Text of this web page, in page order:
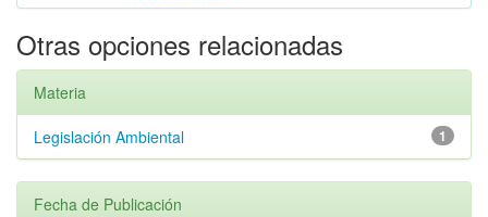
Otras opciones relacionadas
Materia
1
Legislación Ambiental
Fecha de Publicación